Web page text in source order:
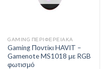
GAMING ΠΕΡΙΦΕΡΕΙΑΚΑ
Gaming Ποντίκι HAVIT –
Gamenote MS1018 με RGB
φωτισμό